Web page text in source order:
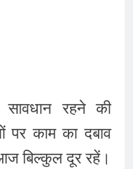
रहने की
पर काम का दबाव
बिल्कुल दूर रहें।